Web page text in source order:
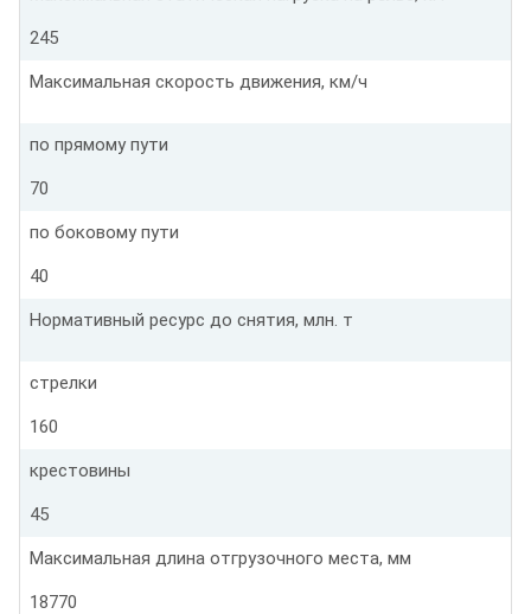
245
Максимальная скорость движения, км/ч
по прямому пути
70
по боковому пути
40
Нормативный ресурс до снятия, млн. т
стрелки
160
крестовины
45
Максимальная длина отгрузочного места, мм
18770